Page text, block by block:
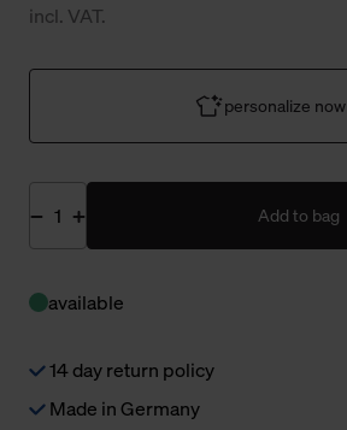
incl. VAT.
personalize now
Add to bag
available
14 day return policy
Made in Germany